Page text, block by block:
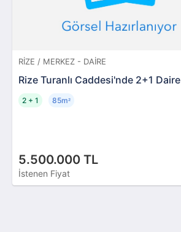
RIZE / MERKEZ - DAIRE
Rize Turanlı Caddesi'nde 2+1 Daire
5.500.000 TL
İstenen Fiyat
2 + 1 85m²